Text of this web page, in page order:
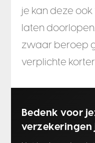
je kan deze
laten
zwaar beroep
verplichte
Bedenk voor